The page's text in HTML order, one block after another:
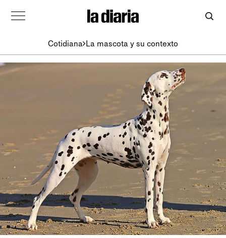
Cotidiana La mascota y su contexto